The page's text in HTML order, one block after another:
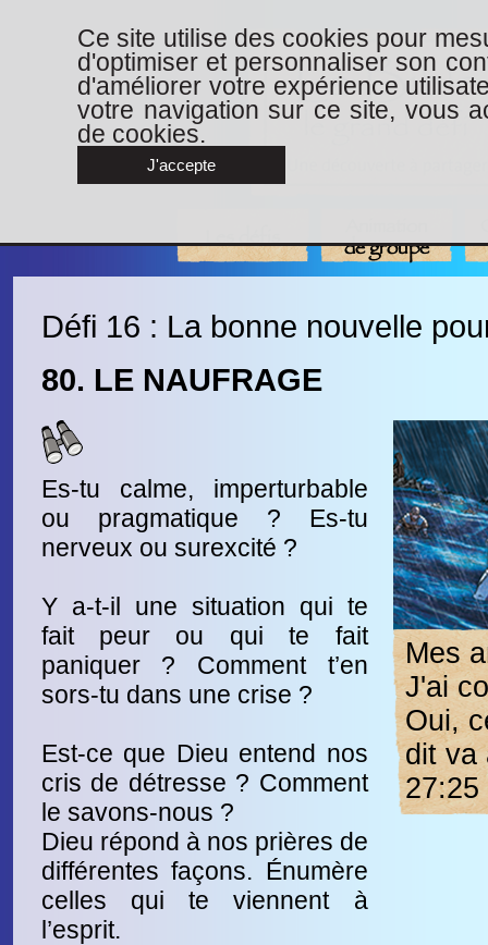
de groupe
Défi 16 : La bonne nouvelle
80. LE NAUFRAGE
Es-tu calme, imperturbable
ou pragmatique ? Es-tu
nerveux ou surexcité ?
Y a-t-il une situation qui te
fait peur ou qui te fait
paniquer ? Comment t’en
sors-tu dans une crise ?
Est-ce que Dieu entend nos
cris de détresse ? Comment
le savons-nous ?
Dieu répond à nos prières de
différentes façons. Énumère
celles qui te viennent à
l’esprit.
Mes
J'ai
Oui,
dit va
27:25
Ce site utilise des cookies pour
d'optimiser et personnaliser son
d'améliorer votre expérience
votre navigation sur ce site, vous
de cookies.
J'accepte